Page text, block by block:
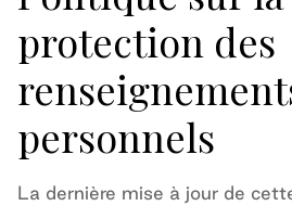
protection des
personnels
La dernière mise à jour de